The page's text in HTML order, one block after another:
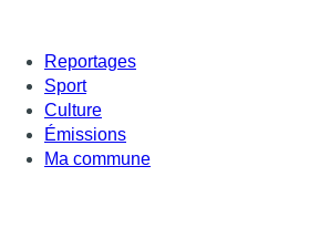
Reportages
Sport
Culture
Émissions
Ma commune